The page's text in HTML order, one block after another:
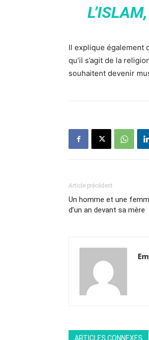
Il explique également
qu’il s’agit de la
souhaitent devenir
Article précédent
Un homme et une
d’un an devant sa mère
ARTICLES CONNEXES